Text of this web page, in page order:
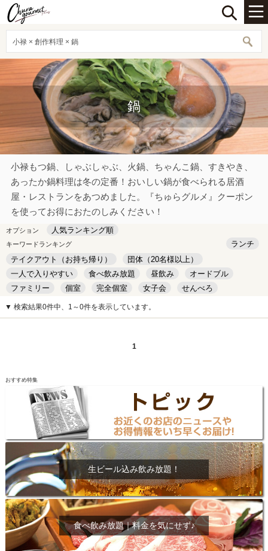
小禄 × 創作料理 × 鍋
鍋
小禄もつ鍋、しゃぶしゃぶ、火鍋、ちゃんこ鍋、すきやき、
あったか鍋料理は冬の定番！おいしい鍋が食べられる居酒
屋・レストランをあつめました。『ちゅらグルメ』クーポン
を使ってお得におたのしみください！
オプション 人気ランキング順
キーワードランキング
ランチ
テイクアウト（お持ち帰り）
団体（20名様以上）
一人で入りやすい
食べ飲み放題 昼飲み
オードブル
ファミリー
個室 完全個室 女子会
せんべろ
キッズルーム
安い デート
▼ 検索結果0件中、1～0件を表示しています。
1
おすすめ特集
生ビール込み飲み放題！
食べ飲み放題｜料金を気にせず♪